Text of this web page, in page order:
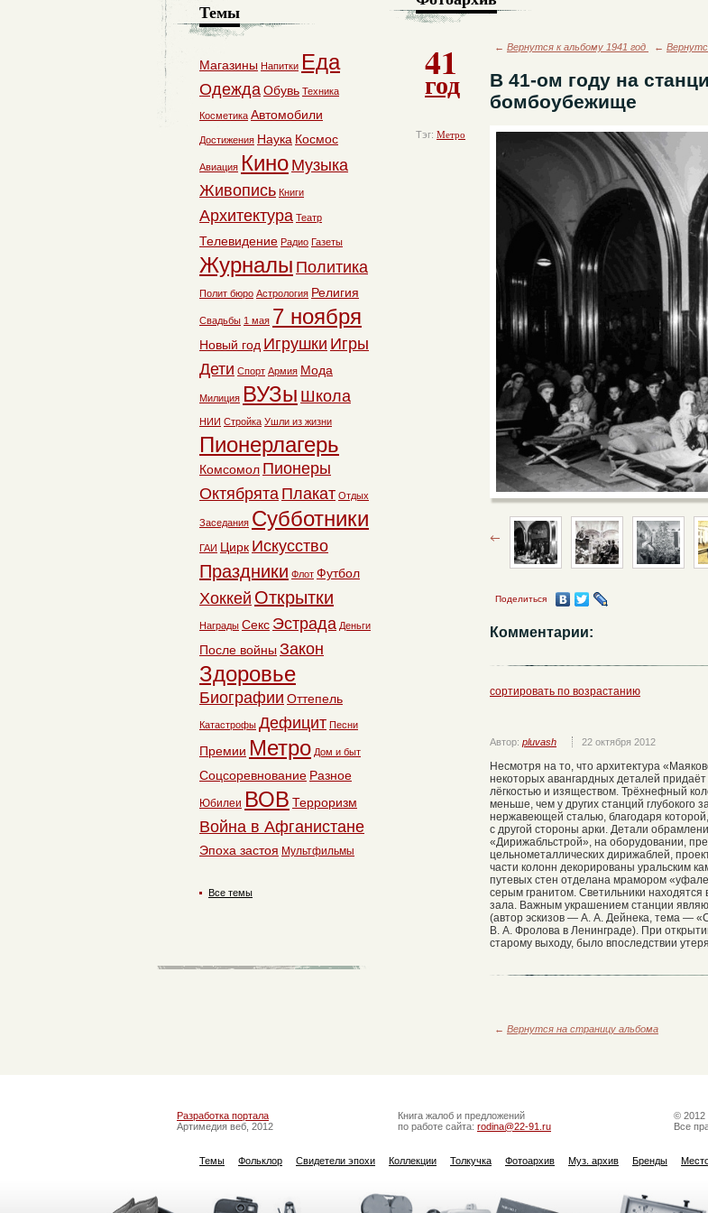
41
год
Тэг: Метро
← Вернутся к альбому 1941 год ←
В 41-ом году на
бомбоубежище
Поделиться
Комментарии:
сортировать по возрастанию
Автор: pluvash 22 октября 2012
Несмотря на то, что архитектура
некоторых авангардных деталей
лёгкостью и изяществом. Трёхнефный
меньше, чем у других станций
нержавеющей сталью, благодаря
с другой стороны арки. Детали
«Дирижабльстрой», на оборудовании,
цельнометаллических дирижаблей,
части колонн декорированы уральским
путевых стен отделана мрамором
серым гранитом. Светильники
зала. Важным украшением станции
(автор эскизов — А. А. Дейнека, тема —
В. А. Фролова в Ленинграде). При
старому выходу, было впоследствии
← Вернутся на страницу альбома
Темы
Магазины Напитки Еда
ОдеждаОбувь Техника
Косметика Автомобили
Достижения Наука Космос
Авиация Кино Музыка
Живопись Книги
Архитектура Театр
Телевидение Радио Газеты
Журналы Политика
Полит бюро Астрология Религия
Свадьбы 1 мая 7 ноября
Новый год Игрушки Игры
Дети Спорт Армия Мода
Милиция ВУЗы Школа
НИИ Стройка Ушли из жизни
Пионерлагерь
Комсомол Пионеры
Октябрята Плакат Отдых
Заседания Субботники
ГАИ Цирк Искусство
Праздники Флот Футбол
Хоккей Открытки
Награды Секс Эстрада Деньги
После войны Закон
Здоровье
Биографии Оттепель
Катастрофы Дефицит Песни
Премии Метро Дом и быт
Соцсоревнование Разное
Юбилеи ВОВ Терроризм
Война в Афганистане
Эпоха застоя Мультфильмы
Все темы
Разработка портала
Артимедия веб, 2012
Книга жалоб и предложений
по работе сайта: rodina@22-91.ru
© 2012
Все
Темы Фольклор Свидетели эпохи Коллекции Толкучка Фотоархив Муз. архив Бренды